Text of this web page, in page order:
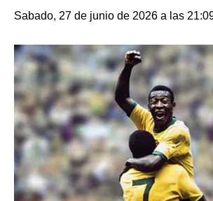
Sabado, 27 de junio de 2026 a las